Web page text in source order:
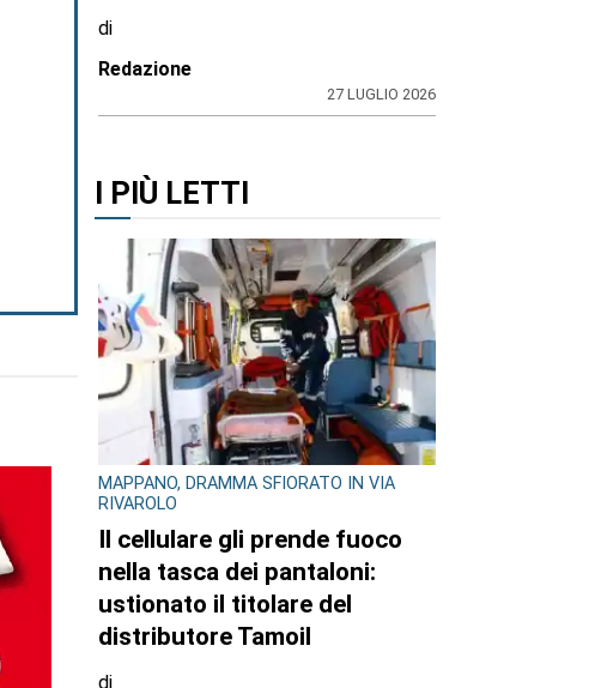
di
Redazione
27 LUGLIO 2026
I PIÙ LETTI
MAPPANO, DRAMMA SFIORATO IN VIA
RIVAROLO
Il cellulare gli prende fuoco
nella tasca dei pantaloni:
ustionato il titolare del
distributore Tamoil
di